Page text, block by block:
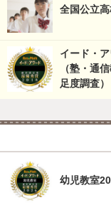
全国公立高
イード・
（塾・通
足度調査）
幼児教室